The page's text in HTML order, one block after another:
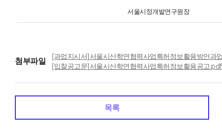
서울시정개발연구원장
첨부파일
[과업지시서]서울시산학연협력사업특허정보활용방안과
[입찰공고문]서울시산학연협력사업특허정보활용공고.pdf
목록